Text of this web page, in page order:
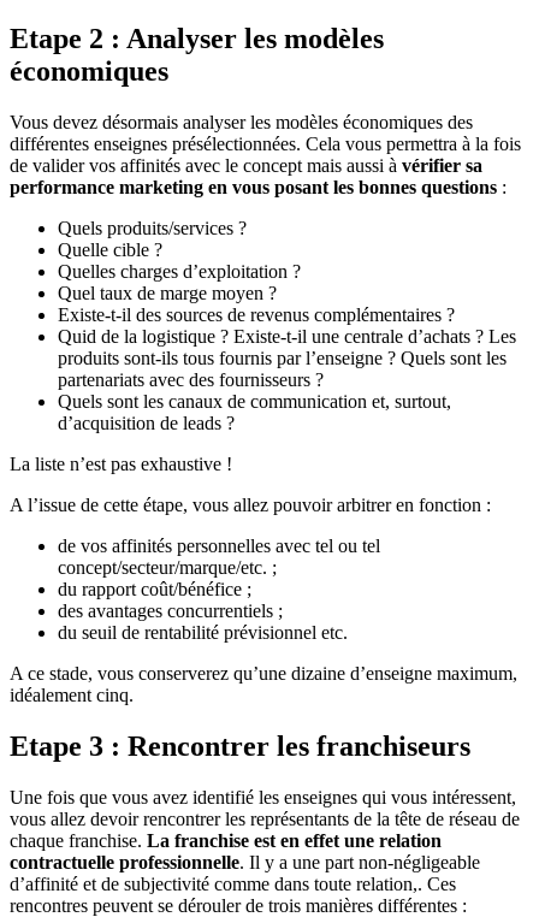
Etape 2 : Analyser les modèles
économiques
Vous devez désormais analyser les modèles économiques des
différentes enseignes présélectionnées. Cela vous permettra à la fois
de valider vos affinités avec le concept mais aussi à vérifier sa
performance marketing en vous posant les bonnes questions :
Quels produits/services ?
Quelle cible ?
Quelles charges d’exploitation ?
Quel taux de marge moyen ?
Existe-t-il des sources de revenus complémentaires ?
Quid de la logistique ? Existe-t-il une centrale d’achats ? Les
produits sont-ils tous fournis par l’enseigne ? Quels sont les
partenariats avec des fournisseurs ?
Quels sont les canaux de communication et, surtout,
d’acquisition de leads ?
La liste n’est pas exhaustive !
A l’issue de cette étape, vous allez pouvoir arbitrer en fonction :
de vos affinités personnelles avec tel ou tel
concept/secteur/marque/etc. ;
du rapport coût/bénéfice ;
des avantages concurrentiels ;
du seuil de rentabilité prévisionnel etc.
A ce stade, vous conserverez qu’une dizaine d’enseigne maximum,
idéalement cinq.
Etape 3 : Rencontrer les franchiseurs
Une fois que vous avez identifié les enseignes qui vous intéressent,
vous allez devoir rencontrer les représentants de la tête de réseau de
chaque franchise. La franchise est en effet une relation
contractuelle professionnelle. Il y a une part non-négligeable
d’affinité et de subjectivité comme dans toute relation,. Ces
rencontres peuvent se dérouler de trois manières différentes :